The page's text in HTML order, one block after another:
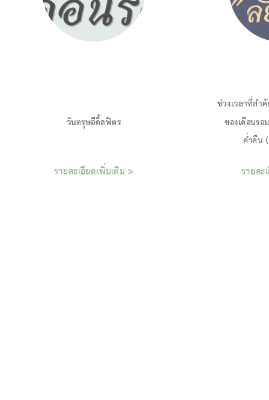
รายละเอียดเพิ่มเติม >
ช่วงเวลาที่ส
ของเดือนร
รายละ